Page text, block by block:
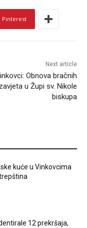
Pinterest
Next article
Obnova bračnih
zavjeta u Župi sv. Nikole
biskupa
kuće u Vinkovcima
12 prekršaja,